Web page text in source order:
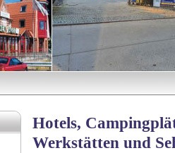
Hotels,
Werkstätten und